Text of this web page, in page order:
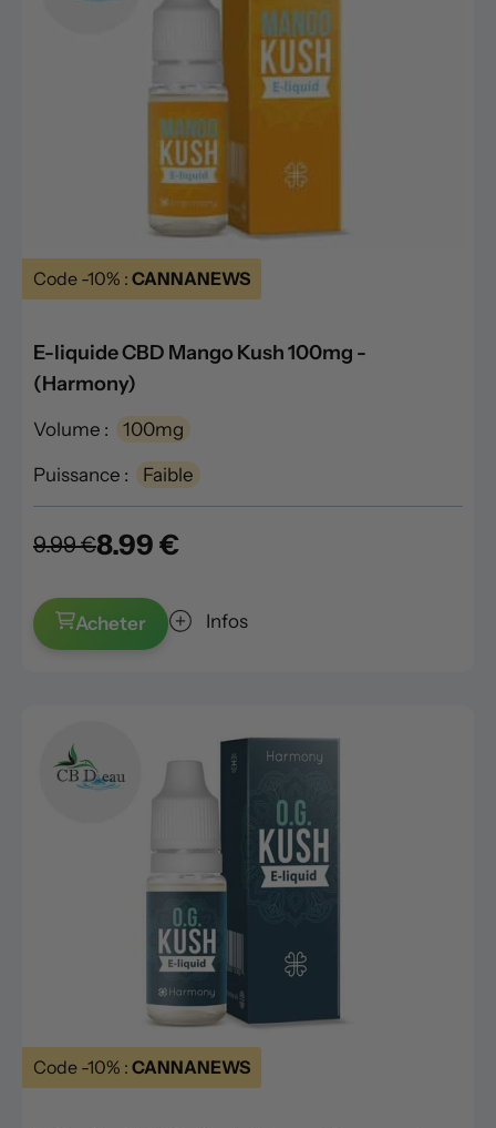
Code -10% : CANNANEWS
E-liquide CBD Mango Kush 100mg -
(Harmony)
Volume : 100mg
Puissance : Faible
9.99 €8.99 €
Acheter Infos
Code -10% : CANNANEWS